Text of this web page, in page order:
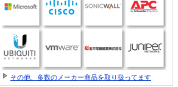
その他、多数のメーカー商品を取り扱ってます